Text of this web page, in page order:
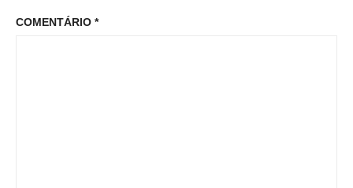
o:o
COMENTÁRIO *